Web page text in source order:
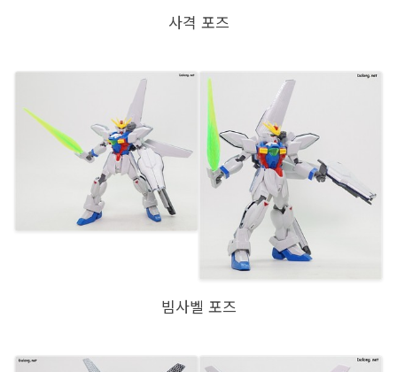
사격 포즈
빔사벨 포즈